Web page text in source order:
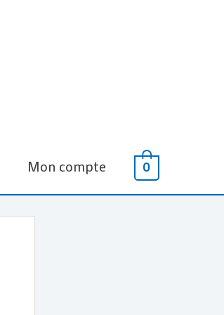
Mon compte 0